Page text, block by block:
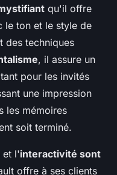
qu'il offre
le ton et le style de
des techniques
, il assure un
pour les invités
une impression
les mémoires
soit terminé.
et l'interactivité sont
offre à ses clients